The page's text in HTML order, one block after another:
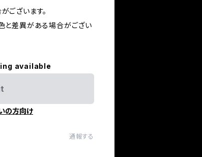
ございます。
と差異がある場合がござい
available
の方向け
通報する